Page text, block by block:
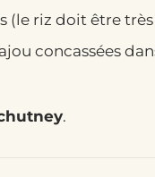
(le riz doit être
concassées
.